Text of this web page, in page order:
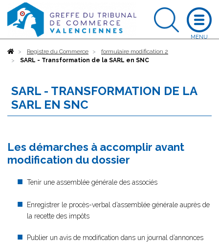
AccueilRegistre du Commerce
formulaire modification 2
SARL - Transformation de la SARL en SNC
SARL - TRANSFORMATION DE LA
SARL EN SNC
Les démarches à accomplir avant
modification du dossier
Tenir une assemblée générale des associés
Enregistrer le procès-verbal d’assemblée générale auprès de
la recette des impôts
Publier un avis de modification dans un journal d’annonces